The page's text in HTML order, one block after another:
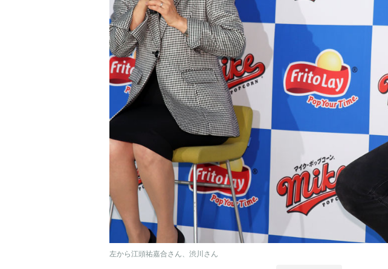
左から江頭祐嘉合さん、渋川さん